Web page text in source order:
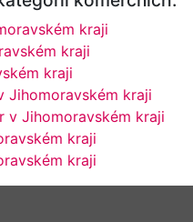
kraji
kraji
kraji
Jihomoravském kraji
v Jihomoravském kraji
kraji
kraji